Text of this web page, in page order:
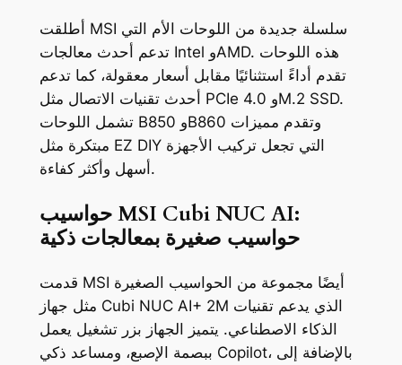
أطلقت MSI سلسلة جديدة من اللوحات الأم التي
تدعم أحدث معالجات Intel وAMD. هذه اللوحات
تقدم أداءً استثنائيًا مقابل أسعار معقولة، كما تدعم
أحدث تقنيات الاتصال مثل PCIe 4.0 وM.2 SSD.
تشمل اللوحات B850 وB860 وتقدم مميزات
مبتكرة مثل EZ DIY التي تجعل تركيب الأجهزة
أسهل وأكثر كفاءة.
حواسيب MSI Cubi NUC AI:
حواسيب صغيرة بمعالجات ذكية
قدمت MSI أيضًا مجموعة من الحواسيب الصغيرة
مثل جهاز Cubi NUC AI+ 2M الذي يدعم تقنيات
الذكاء الاصطناعي. يتميز الجهاز بزر تشغيل يعمل
ببصمة الإصبع، ومساعد ذكي Copilot، بالإضافة إلى